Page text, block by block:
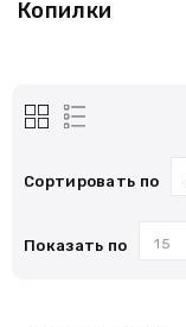
Копилки
Сортировать по
Показать по 15